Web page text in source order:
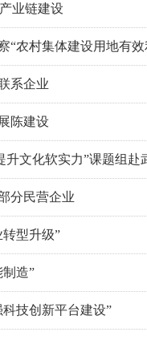
业链建设
“农村集体建设用地有效
系企业
陈建设
升文化软实力”课题组赴
分民营企业
型升级”
造”
技创新平台建设”